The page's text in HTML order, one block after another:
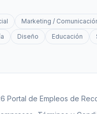
Marketing /
Diseño Educación
Portal de Empleos de